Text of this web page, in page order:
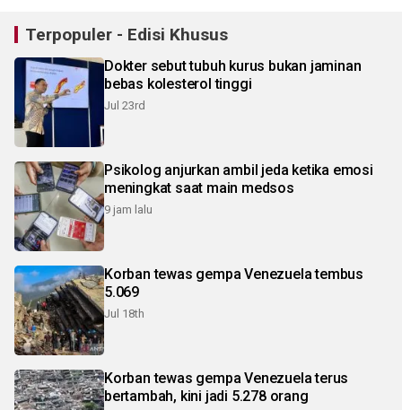
Terpopuler - Edisi Khusus
Dokter sebut tubuh kurus bukan jaminan
bebas kolesterol tinggi
Jul 23rd
Psikolog anjurkan ambil jeda ketika emosi
meningkat saat main medsos
9 jam lalu
Korban tewas gempa Venezuela tembus
5.069
Jul 18th
Korban tewas gempa Venezuela terus
bertambah, kini jadi 5.278 orang